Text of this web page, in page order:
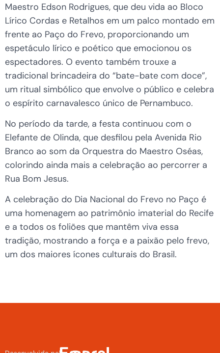
Maestro Edson Rodrigues, que deu vida ao Bloco
Lírico Cordas e Retalhos em um palco montado em
frente ao Paço do Frevo, proporcionando um
espetáculo lírico e poético que emocionou os
espectadores. O evento também trouxe a
tradicional brincadeira do “bate-bate com doce”,
um ritual simbólico que envolve o público e celebra
o espírito carnavalesco único de Pernambuco.
No período da tarde, a festa continuou com o
Elefante de Olinda, que desfilou pela Avenida Rio
Branco ao som da Orquestra do Maestro Oséas,
colorindo ainda mais a celebração ao percorrer a
Rua Bom Jesus.
A celebração do Dia Nacional do Frevo no Paço é
uma homenagem ao patrimônio imaterial do Recife
e a todos os foliões que mantêm viva essa
tradição, mostrando a força e a paixão pelo frevo,
um dos maiores ícones culturais do Brasil.